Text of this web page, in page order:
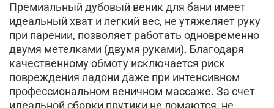
Премиальный дубовый веник для бани имеет
идеальный хват и легкий вес, не утяжеляет руку
при парении, позволяет работать одновременно
двумя метелками (двумя руками). Благодаря
качественному обмоту исключается риск
повреждения ладони даже при интенсивном
профессиональном веничном массаже. За счет
идеальной сборки прутики не ломаются, не